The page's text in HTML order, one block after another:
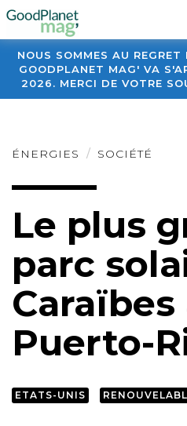
NOUS SOMMES AU REGRET
GOODPLANET MAG' VA
2026. MERCI DE VOTRE
ÉNERGIES SOCIÉTÉ
Le plus
parc
Caraïbes
Puerto-
ETATS-UNIS